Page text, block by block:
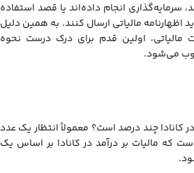
سرمایه‌گذاری انجام داده‌اند یا قصد استفاده
اظهارنامه مالیاتی ارسال کنند. به همین دلیل
اولین قدم برای درک درست نحوه
می‌شود.
کانادا چند درصد است؟ معمولاً انتظار یک عدد
که مالیات بر درآمد در کانادا بر اساس یک